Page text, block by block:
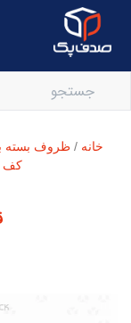
خانه /ظروف بسته
کف